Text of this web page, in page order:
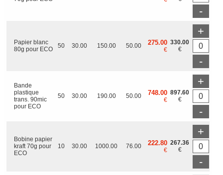
-
Papier blanc
80g pour ECO
50 30.00 150.00 50.00 275.00
€
330.00
€
+
-
Bande
plastique
trans. 90mic
pour ECO
50 30.00 190.00 50.00 748.00
€
897.60
€
+
-
Bobine papier
kraft 70g pour
ECO
10 30.00 1000.00 76.00 222.80
€
267.36
€
+
-